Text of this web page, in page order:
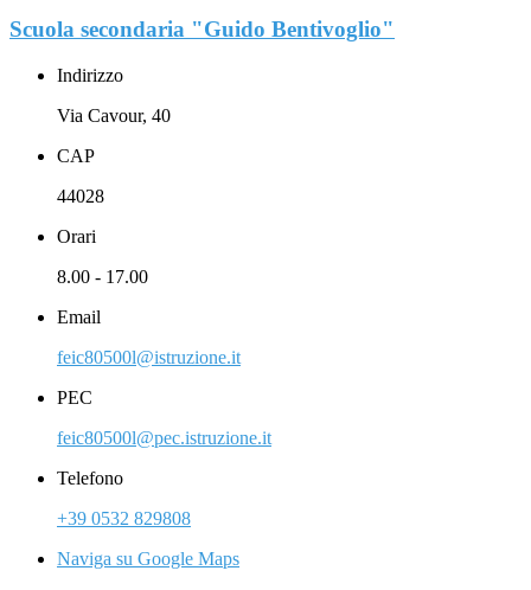
Scuola secondaria "Guido Bentivoglio"
Indirizzo
Via Cavour, 40
CAP
44028
Orari
8.00 - 17.00
Email
feic80500l@istruzione.it
PEC
feic80500l@pec.istruzione.it
Telefono
+39 0532 829808
Naviga su Google Maps